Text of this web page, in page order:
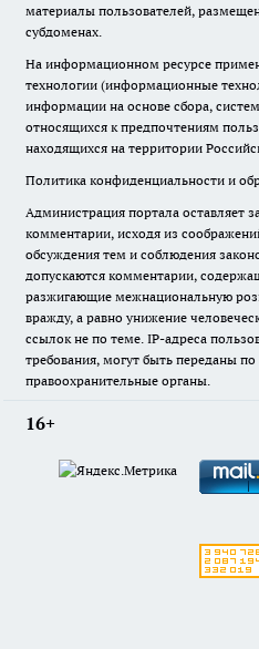
материалы пользователей,
субдоменах.
На информационном ресурсе
технологии (информационные
информации на основе сбора,
относящихся к предпочтениям
находящихся на территории
Политика конфиденциальности и
Администрация портала оставляет
комментарии, исходя из
обсуждения тем и соблюдения
допускаются комментарии,
разжигающие межнациональную
вражду, а равно унижение
ссылок не по теме. IP-адреса
требования, могут быть переданы
правоохранительные органы.
16+